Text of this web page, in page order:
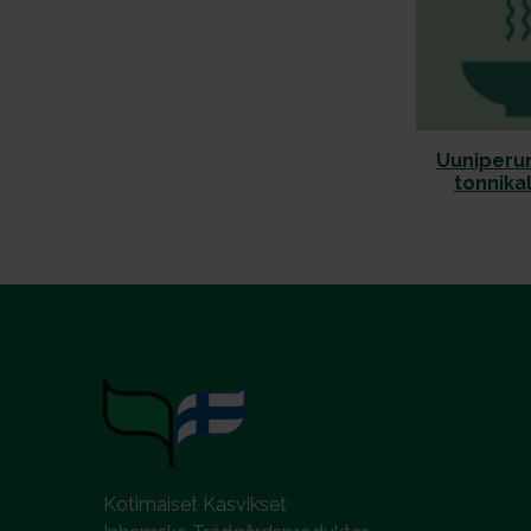
Kotimaiset Kasvikset